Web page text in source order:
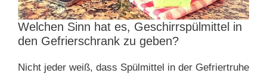
Welchen Sinn hat es, Geschirrspülmittel in
den Gefrierschrank zu geben?
Nicht jeder weiß, dass Spülmittel in der Gefriertruhe